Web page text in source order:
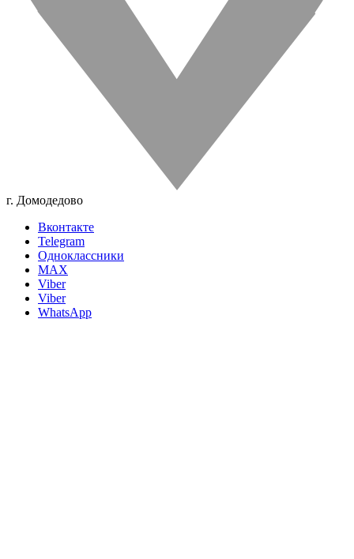
г. Домодедово
Вконтакте
Telegram
Одноклассники
MAX
Viber
Viber
WhatsApp